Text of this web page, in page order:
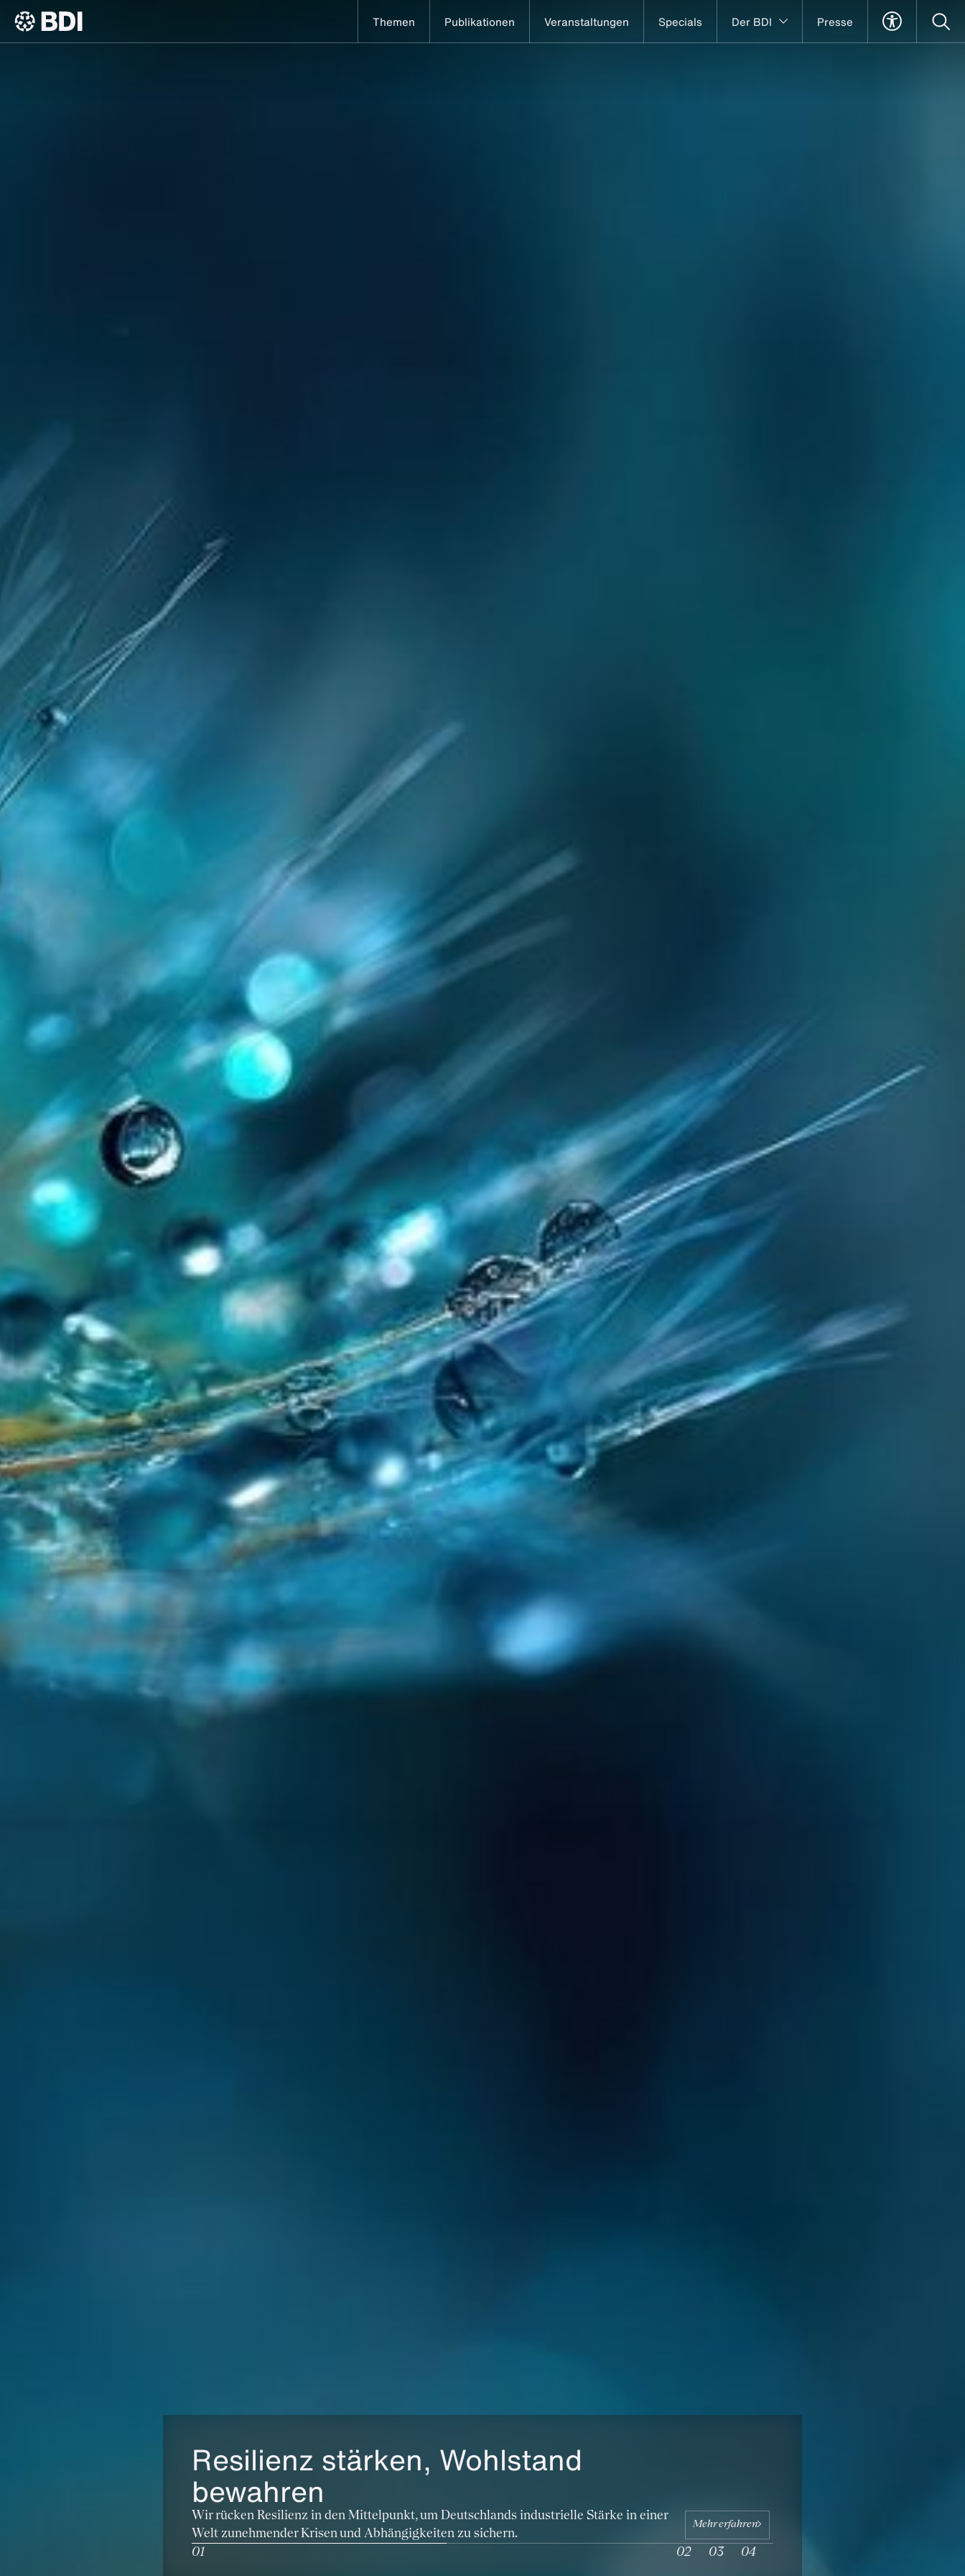
Themen Publikationen Veranstaltungen Specials Der BDI Presse
Resilienz stärken, Wohlstand
bewahren
Wir rücken Resilienz in den Mittelpunkt, um Deutschlands industrielle Stärke in einer
Welt zunehmender Krisen und Abhängigkeiten zu sichern.
Mehr erfahren